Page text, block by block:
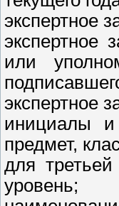
экспертное
экспертное
или
экспертное
инициалы и
предмет,
для
уровень;